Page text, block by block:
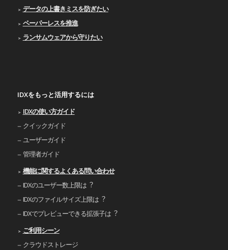
データの上書きミスを防ぎたい
ペーパーレスを推進
ランサムウェアから守りたい
IDXをもっと活用するには
IDXの使い⽅ガイド
クイックガイド
ユーザーガイド
管理者ガイド
機能に関するよくある問い合わせ
IDXのユーザー数上限は︖
IDXのファイルサイズ上限は︖
IDXでプレビューできる拡張⼦は︖
ご利⽤シーン
クラウドストレージ